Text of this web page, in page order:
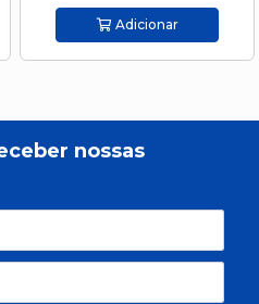
Adicionar
nossas